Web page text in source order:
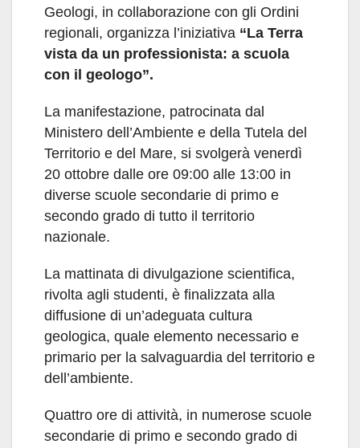
Geologi, in collaborazione con gli Ordini
regionali, organizza l’iniziativa “La Terra
vista da un professionista: a scuola
con il geologo”.
La manifestazione, patrocinata dal
Ministero dell’Ambiente e della Tutela del
Territorio e del Mare, si svolgerà venerdì
20 ottobre dalle ore 09:00 alle 13:00 in
diverse scuole secondarie di primo e
secondo grado di tutto il territorio
nazionale.
La mattinata di divulgazione scientifica,
rivolta agli studenti, è finalizzata alla
diffusione di un’adeguata cultura
geologica, quale elemento necessario e
primario per la salvaguardia del territorio e
dell’ambiente.
Quattro ore di attività, in numerose scuole
secondarie di primo e secondo grado di